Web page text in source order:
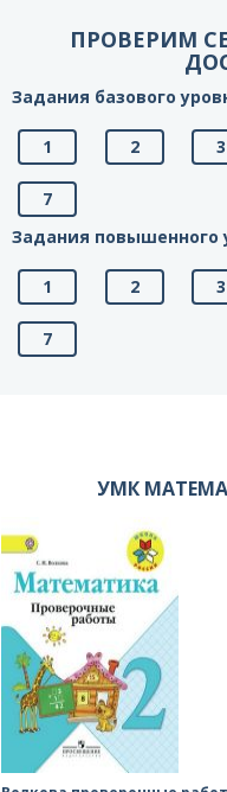
ПРОВЕРИМ
Задания базового
1 2 3
7
Задания повышенного
1 2 3
7
УМК